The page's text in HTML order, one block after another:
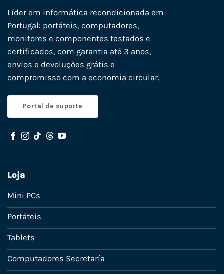
Líder em informática recondicionada em
Portugal: portáteis, computadores,
monitores e componentes testados e
certificados, com garantia até 3 anos,
envios e devoluções grátis e
compromisso com a economia circular.
Portal de suporte
Loja
Mini PCs
Portáteis
Tablets
Computadores Secretaría